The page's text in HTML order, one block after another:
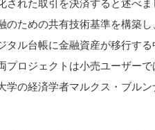
された取引を決済すると述べ
のための共有技術基準を構築
タル台帳に金融資産が移行す
プロジェクトは小売ユーザー
学の経済学者マルクス・ブル